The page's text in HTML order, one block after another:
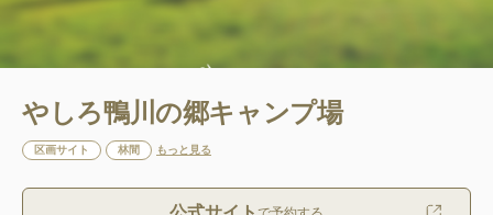
やしろ鴨川の郷キャンプ場
区画サイト 林間 もっと見る